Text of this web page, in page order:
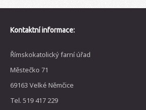
Kontaktní informace:
Římskokatolický farní úřad
Městečko 71
69163 Velké Němčice
Tel. 519 417 229